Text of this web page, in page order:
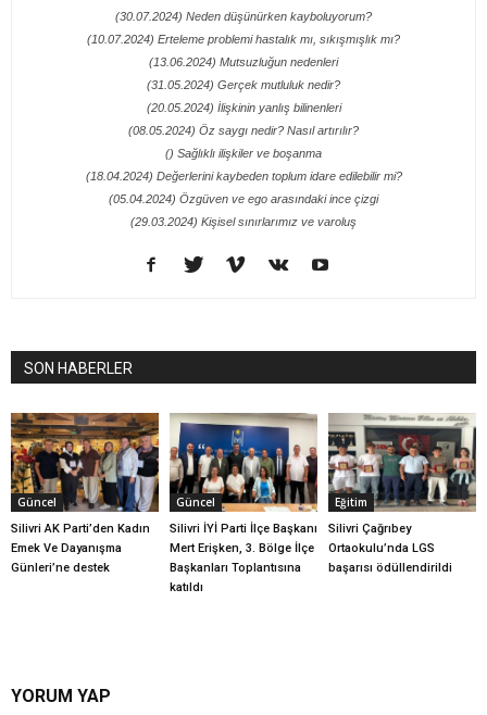
(30.07.2024) Neden düşünürken kayboluyorum?
(10.07.2024) Erteleme problemi hastalık mı, sıkışmışlık mı?
(13.06.2024) Mutsuzluğun nedenleri
(31.05.2024) Gerçek mutluluk nedir?
(20.05.2024) İlişkinin yanlış bilinenleri
(08.05.2024) Öz saygı nedir? Nasıl artırılır?
() Sağlıklı ilişkiler ve boşanma
(18.04.2024) Değerlerini kaybeden toplum idare edilebilir mi?
(05.04.2024) Özgüven ve ego arasındaki ince çizgi
(29.03.2024) Kişisel sınırlarımız ve varoluş
SON HABERLER
Güncel
Silivri AK Parti’den Kadın
Emek Ve Dayanışma
Günleri’ne destek
Güncel
Silivri İYİ Parti İlçe Başkanı
Mert Erişken, 3. Bölge İlçe
Başkanları Toplantısına
katıldı
Eğitim
Silivri Çağrıbey
Ortaokulu’nda LGS
başarısı ödüllendirildi
YORUM YAP